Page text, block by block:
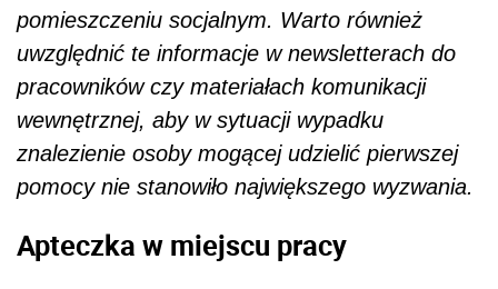
pomieszczeniu socjalnym. Warto również
uwzględnić te informacje w newsletterach do
pracowników czy materiałach komunikacji
wewnętrznej, aby w sytuacji wypadku
znalezienie osoby mogącej udzielić pierwszej
pomocy nie stanowiło największego wyzwania.
Apteczka w miejscu pracy